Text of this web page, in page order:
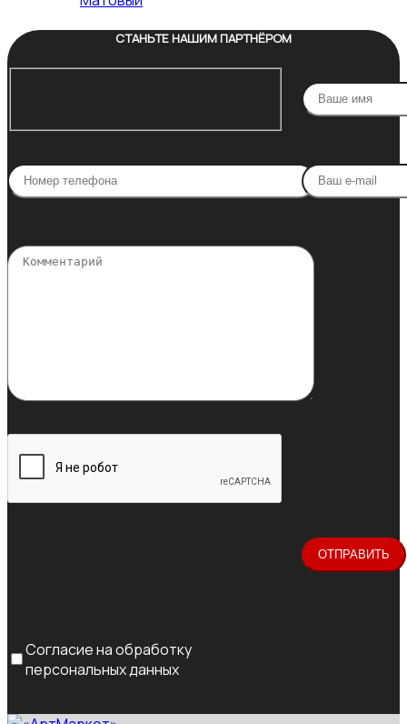
СТАНЬТЕ НАШИМ ПАРТНЁРОМ
Согласие на обработку
персональных данных